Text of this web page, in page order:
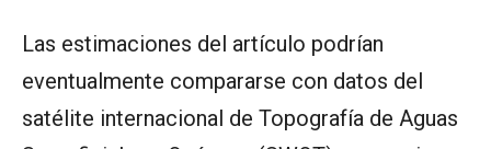
Las estimaciones del artículo podrían
eventualmente compararse con datos del
satélite internacional de Topografía de Aguas